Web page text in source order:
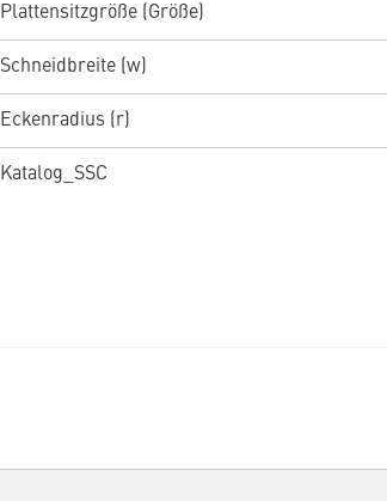
Plattensitzgröße (Größe)
Schneidbreite (w)
Eckenradius (r)
Katalog_SSC